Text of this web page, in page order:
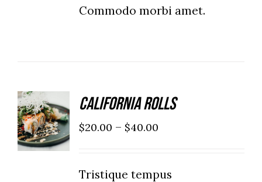
Commodo morbi amet.
SELECT
OPTIONS
/
DETAILS
California Rolls
$20.00 – $40.00
Tristique tempus